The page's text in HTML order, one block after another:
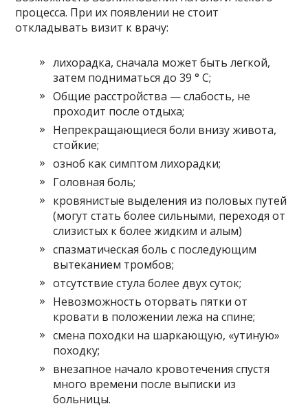
процесса. При их появлении не стоит
откладывать визит к врачу:
лихорадка, сначала может быть легкой,
затем подниматься до 39 ° C;
Общие расстройства — слабость, не
проходит после отдыха;
Непрекращающиеся боли внизу живота,
стойкие;
озноб как симптом лихорадки;
Головная боль;
кровянистые выделения из половых путей
(могут стать более сильными, переходя от
слизистых к более жидким и алым)
спазматическая боль с последующим
вытеканием тромбов;
отсутствие стула более двух суток;
Невозможность оторвать пятки от
кровати в положении лежа на спине;
смена походки на шаркающую, «утиную»
походку;
внезапное начало кровотечения спустя
много времени после выписки из
больницы.